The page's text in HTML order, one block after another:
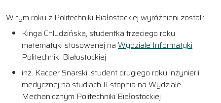
W tym roku z Politechniki Białostockiej wyróżnieni zostali:
Kinga Chludzińska, studentka trzeciego roku
matematyki stosowanej na Wydziale Informatyki
Politechniki Białostockiej
inż. Kacper Snarski, student drugiego roku inżynierii
medycznej na studiach II stopnia na Wydziale
Mechanicznym Politechniki Białostockiej